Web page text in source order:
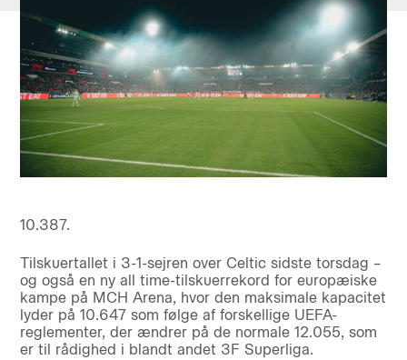
10.387.
Tilskuertallet i 3-1-sejren over Celtic sidste torsdag –
og også en ny all time-tilskuerrekord for europæiske
kampe på MCH Arena, hvor den maksimale kapacitet
lyder på 10.647 som følge af forskellige UEFA-
reglementer, der ændrer på de normale 12.055, som
er til rådighed i blandt andet 3F Superliga.